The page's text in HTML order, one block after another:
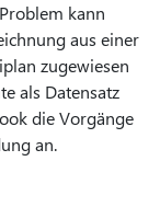
kann
aus einer
zugewiesen
als Datensatz
die Vorgänge
an.